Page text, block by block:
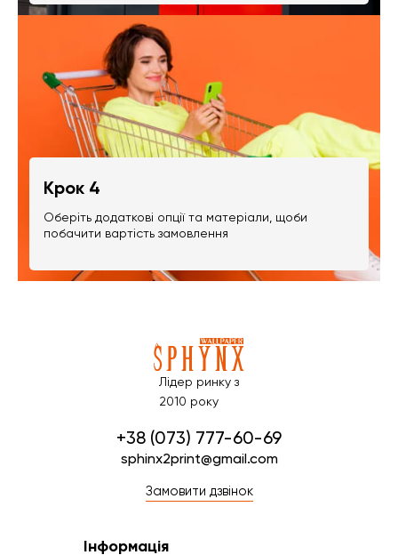
Крок 4
Оберіть додаткові опції та матеріали, щоби
побачити вартість замовлення
Лідер ринку з
2010 року
+38 (073) 777-60-69
sphinx2print@gmail.com
Замовити дзвінок
Інформація